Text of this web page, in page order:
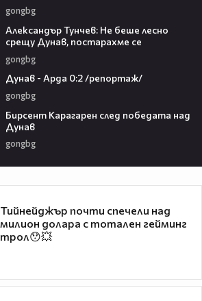
gongbg
Александър Тунчев: Не беше лесно
срещу Дунав, постарахме се
gongbg
Дунав - Арда 0:2 /репортаж/
gongbg
Бирсент Карагарен след победата над
Дунав
gongbg
Тийнейджър почти спечели над
милион долара с тотален гейминг
трол😯💥